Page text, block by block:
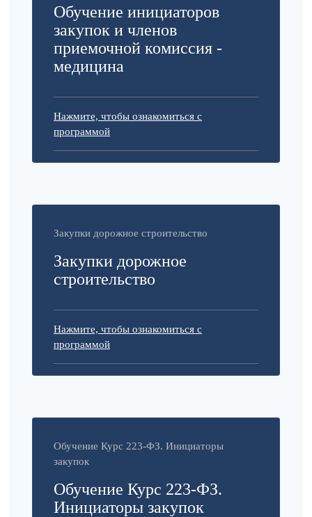
Обучение инициаторов
закупок и членов
приемочной комиссия -
медицина
Нажмите, чтобы ознакомиться с
программой
Закупки дорожное строительство
Закупки дорожное
строительство
Нажмите, чтобы ознакомиться с
программой
Обучение Курс 223-ФЗ. Инициаторы
закупок
Обучение Курс 223-ФЗ.
Инициаторы закупок